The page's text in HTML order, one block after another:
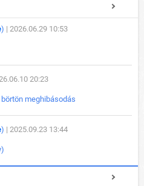
) | 2026.06.29 10:53
20:23
börtön meghibásodás
) | 2025.09.23 13:44